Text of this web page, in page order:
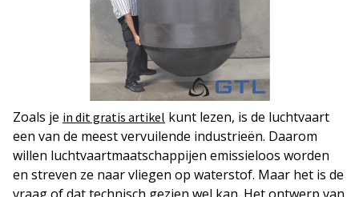
Zoals je in dit gratis artikel kunt lezen, is de luchtvaart
een van de meest vervuilende industrieën. Daarom
willen luchtvaartmaatschappijen emissieloos worden
en streven ze naar vliegen op waterstof. Maar het is de